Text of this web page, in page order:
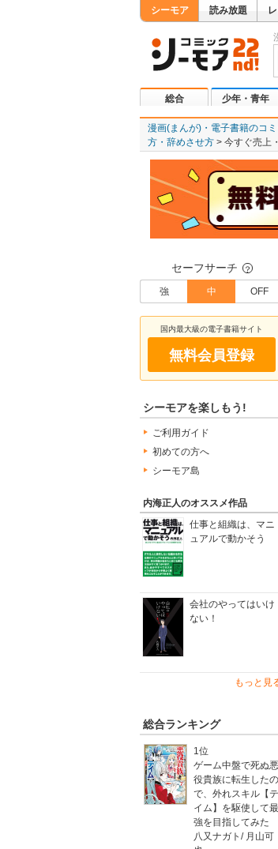
シーモア 読み放題
総合 少年・青年
漫画(まんが)・電子書籍のコ
方・辞めさせ方
今すぐ売上
セーフサーチ ？
強 中 OFF
国内最大級の電子書籍サイト
無料会員登録
シーモアを楽しもう!
ご利用ガイド
初めての方へ
シーモア島
内海正人のオススメ作品
仕事と組織は、マニ
ュアルで動かそう
会社のやってはいけ
ない！
もっと見
総合ランキング
1位
ゲーム中盤で死ぬ悪
役貴族に転生したの
で、外れスキル【テ
イム】を駆使して最
強を目指してみた
八又ナガト / 月山可